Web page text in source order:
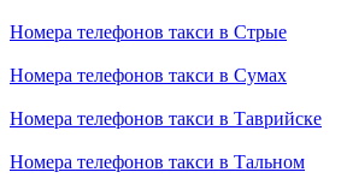
Номера телефонов такси в Стрые
Номера телефонов такси в Сумах
Номера телефонов такси в Таврийске
Номера телефонов такси в Тальном